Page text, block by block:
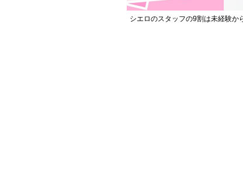
シエロのスタッフの9割は未経験か